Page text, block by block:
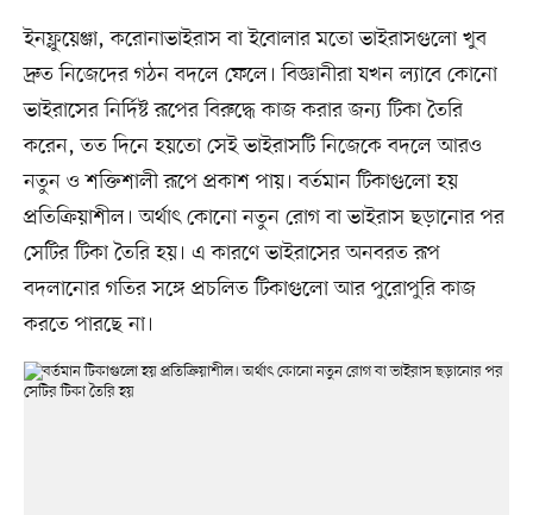
ইনফ্লুয়েঞ্জা, করোনাভাইরাস বা ইবোলার মতো ভাইরাসগুলো খুব
দ্রুত নিজেদের গঠন বদলে ফেলে। বিজ্ঞানীরা যখন ল্যাবে কোনো
ভাইরাসের নির্দিষ্ট রূপের বিরুদ্ধে কাজ করার জন্য টিকা তৈরি
করেন, তত দিনে হয়তো সেই ভাইরাসটি নিজেকে বদলে আরও
নতুন ও শক্তিশালী রূপে প্রকাশ পায়। বর্তমান টিকাগুলো হয়
প্রতিক্রিয়াশীল। অর্থাৎ কোনো নতুন রোগ বা ভাইরাস ছড়ানোর পর
সেটির টিকা তৈরি হয়। এ কারণে ভাইরাসের অনবরত রূপ
বদলানোর গতির সঙ্গে প্রচলিত টিকাগুলো আর পুরোপুরি কাজ
করতে পারছে না।